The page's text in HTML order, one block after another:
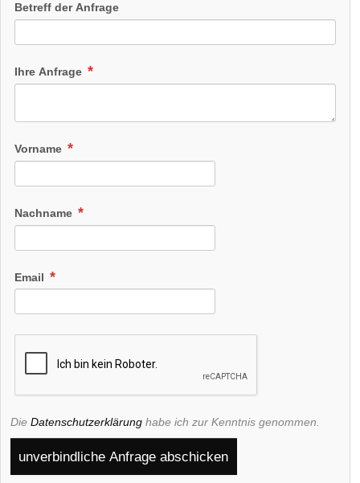
Betreff der Anfrage
Ihre Anfrage
Vorname
Nachname
Email
Die Datenschutzerklärung habe ich zur Kenntnis genommen.
unverbindliche Anfrage abschicken